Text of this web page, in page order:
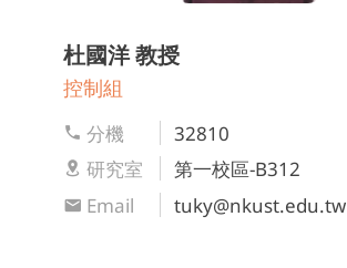
杜國洋教授
控制組
分機
32810
研究室
第一校區-B312
Email
tuky@nkust.edu.tw